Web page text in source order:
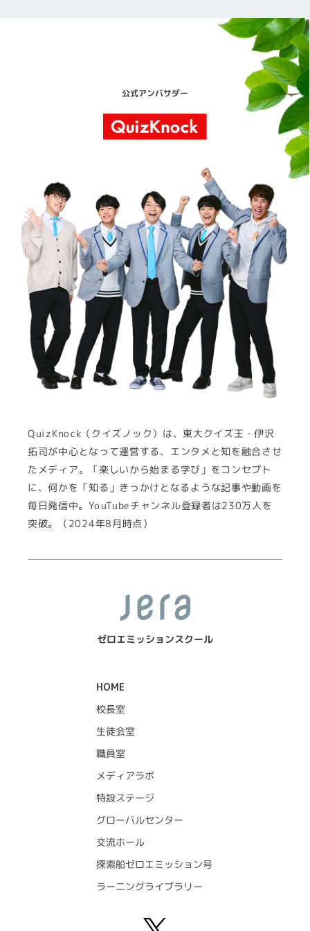
公式アンバサダー
QuizKnock（クイズノック）は、東大クイズ王・伊沢
拓司が中心となって運営する、エンタメと知を融合させ
たメディア。「楽しいから始まる学び」をコンセプト
に、何かを「知る」きっかけとなるような記事や動画を
毎日発信中。YouTubeチャンネル登録者は230万人を
突破。（2024年8月時点）
ゼロエミッションスクール
HOME
校長室
生徒会室
職員室
メディアラボ
特設ステージ
グローバルセンター
交流ホール
探索船ゼロエミッション号
ラーニングライブラリー